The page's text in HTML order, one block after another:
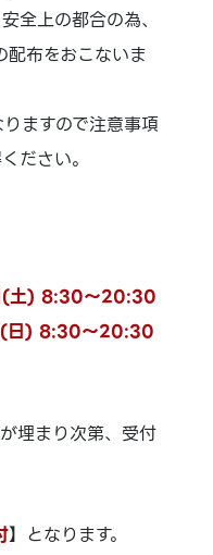
全上の都合の為、
布をおこないま
ますので注意事項
ださい。
(土) 8:30～20:30
(日) 8:30～20:30
埋まり次第、受付
】となります。